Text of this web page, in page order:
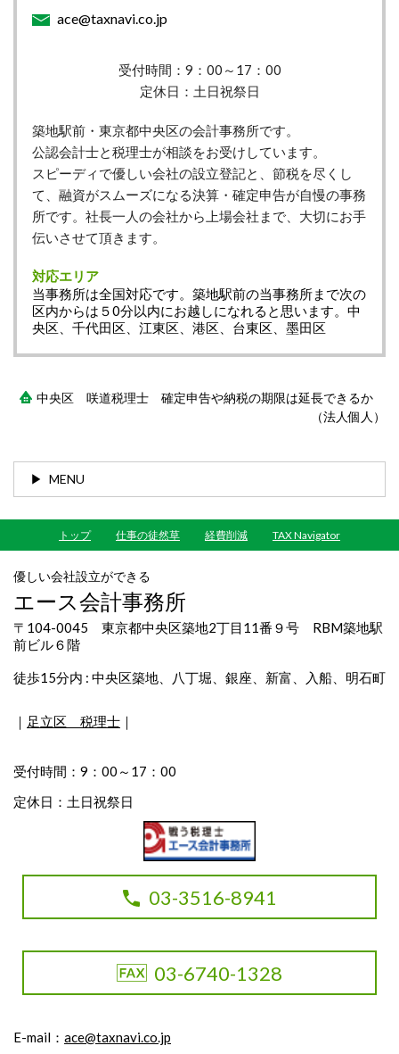
ace@taxnavi.co.jp
受付時間：9：00～17：00
定休日：土日祝祭日
築地駅前・東京都中央区の会計事務所です。
公認会計士と税理士が相談をお受けしています。
スピーディで優しい会社の設立登記と、節税を尽くし
て、融資がスムーズになる決算・確定申告が自慢の事務
所です。社長一人の会社から上場会社まで、大切にお手
伝いさせて頂きます。
対応エリア
当事務所は全国対応です。築地駅前の当事務所まで次の
区内からは５0分以内にお越しになれると思います。中
央区、千代田区、江東区、港区、台東区、墨田区
中央区 咲道税理士 確定申告や納税の期限は延長できるか
（法人個人）
MENU
トップ 仕事の徒然草 経費削減 TAX Navigator
優しい会社設立ができる
エース会計事務所
〒104-0045 東京都中央区築地2丁目11番９号 RBM築地駅
前ビル６階
徒歩15分内 : 中央区築地、八丁堀、銀座、新富、入船、明石町
｜ 足立区 税理士 ｜
受付時間：9：00～17：00
定休日：土日祝祭日
03-3516-8941
03-6740-1328
E-mail： ace@taxnavi.co.jp